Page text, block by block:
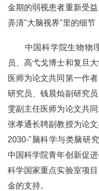
金期的弱视患者重新受
弄清"大脑视界"里的细节
中国科学院生物物理
员、高弋戈博士和复旦
医师为论文共同第一作
研究员、钱晨灿副研究
雯副主任医师为论文共
张孝通长聘副教授为论
2030-"脑科学与类脑研
中国科学院青年创新促
科学国家重点实验室项
金的支持。